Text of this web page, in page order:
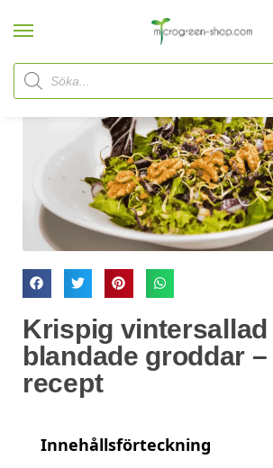
Krispig vintersallad
blandade groddar
recept
Innehållsförteckning